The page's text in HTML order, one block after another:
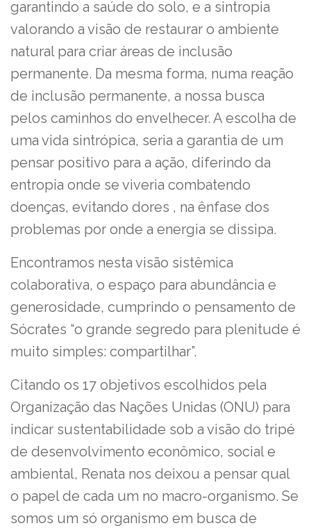
garantindo a saúde do solo, e a sintropia
valorando a visão de restaurar o ambiente
natural para criar áreas de inclusão
permanente. Da mesma forma, numa reação
de inclusão permanente, a nossa busca
pelos caminhos do envelhecer. A escolha de
uma vida sintrópica, seria a garantia de um
pensar positivo para a ação, diferindo da
entropia onde se viveria combatendo
doenças, evitando dores , na ênfase dos
problemas por onde a energia se dissipa.
Encontramos nesta visão sistêmica
colaborativa, o espaço para abundância e
generosidade, cumprindo o pensamento de
Sócrates “o grande segredo para plenitude é
muito simples: compartilhar”.
Citando os 17 objetivos escolhidos pela
Organização das Nações Unidas (ONU) para
indicar sustentabilidade sob a visão do tripé
de desenvolvimento econômico, social e
ambiental, Renata nos deixou a pensar qual
o papel de cada um no macro-organismo. Se
somos um só organismo em busca de